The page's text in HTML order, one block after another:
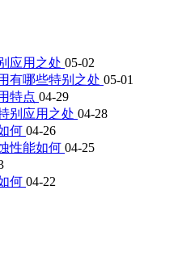
应用之处 05-02
有哪些特别之处 05-01
特点 04-29
别应用之处 04-28
何 04-26
性能如何 04-25
何 04-22